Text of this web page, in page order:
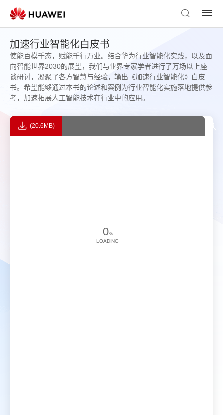
加速行业智能化白皮书
使能百模千态，赋能千行万业。结合华为行业智能化实践，以及面
向智能世界2030的展望，我们与业界专家学者进行了万场以上座
谈研讨，凝聚了各方智慧与经验，输出《加速行业智能化》白皮
书。希望能够通过本书的论述和案例为行业智能化实施落地提供参
考，加速拓展人工智能技术在行业中的应用。
(20.6MB)
0%
LOADING